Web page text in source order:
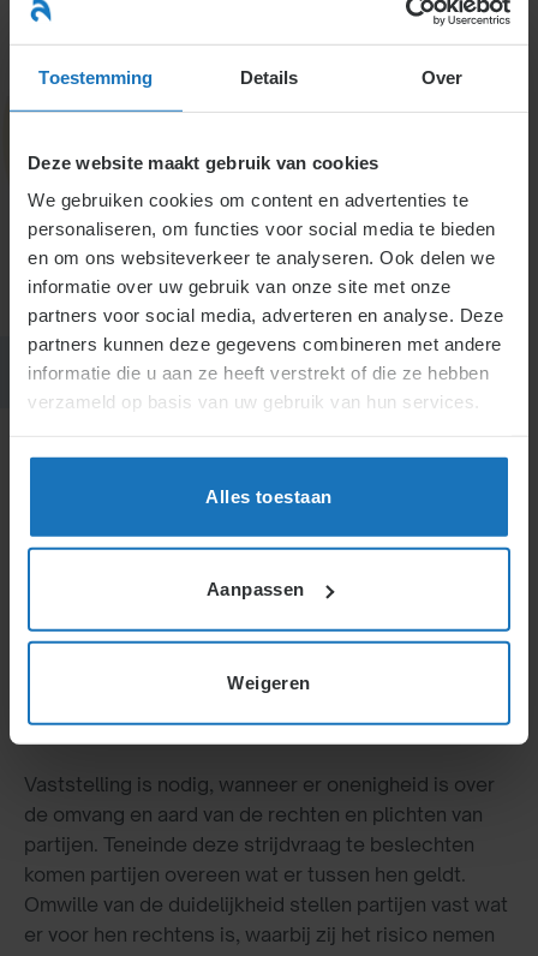
Toestemming Details Over
Deze website maakt gebruik van cookies
We gebruiken cookies om content en advertenties te
personaliseren, om functies voor social media te bieden
en om ons websiteverkeer te analyseren. Ook delen we
informatie over uw gebruik van onze site met onze
partners voor social media, adverteren en analyse. Deze
partners kunnen deze gegevens combineren met andere
informatie die u aan ze heeft verstrekt of die ze hebben
verzameld op basis van uw gebruik van hun services.
Alles toestaan
Aanpassen
Weigeren
naar
inhoud
7.
Vaststellingsovereenkomst
Actueel
(Nader) afspreken van rechten en plichten
Vaststelling is nodig, wanneer er onenigheid is over
de omvang en aard van de rechten en plichten van
partijen. Teneinde deze strijdvraag te beslechten
komen partijen overeen wat er tussen hen geldt.
Omwille van de duidelijkheid stellen partijen vast wat
er voor hen rechtens is, waarbij zij het risico nemen